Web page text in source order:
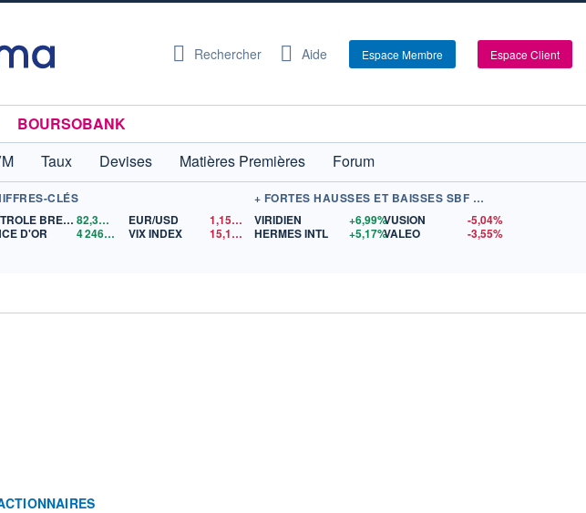
Rechercher Aide Espace Membre Espace Client
BOURSOBANK
Taux Devises Matières Premières
Forum
CLÉS
PÉTROLE BRENT
82,36$US
D'OR
4 246,91 $US
EUR/USD 1,1524
$US
VIX INDEX
15,18$US
+ FORTES HAUSSES ET BAISSES SBF 120
VIRIDIEN
+6,99%
HERMES INTL
+5,17%
VUSION
-5,04%
VALEO
-3,55%